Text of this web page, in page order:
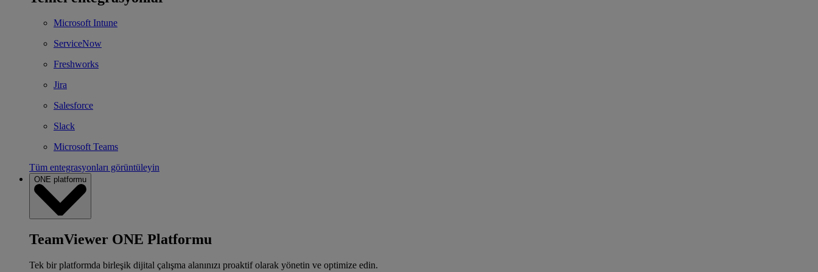
Microsoft Intune
ServiceNow
Freshworks
Jira
Salesforce
Slack
Microsoft Teams
Tüm entegrasyonları görüntüleyin
ONE platformu
TeamViewer ONE Platformu
Tek bir platformda birleşik dijital çalışma alanınızı proaktif olarak yönetin ve optimize edin.